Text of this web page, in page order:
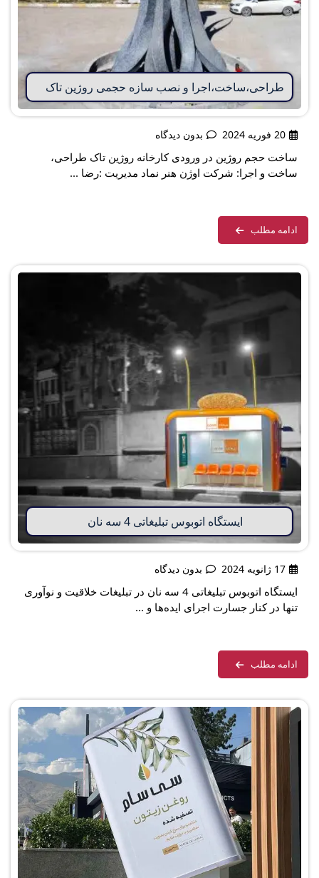
طراحی،ساخت،اجرا و نصب سازه حجمی روژین تاک
20 فوریه 2024 بدون دیدگاه
ساخت حجم روژین در ورودی کارخانه روژین تاک طراحی،
ساخت و اجرا: شرکت اوژن هنر نماد مدیریت :رضا ...
ادامه مطلب
ایستگاه اتوبوس تبلیغاتی 4 سه نان
17 ژانویه 2024 بدون دیدگاه
ایستگاه اتوبوس تبلیغاتی 4 سه نان در تبلیغات خلاقیت و نوآوری
تنها در کنار جسارت اجرای ایده‌ها و ...
ادامه مطلب